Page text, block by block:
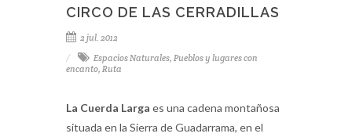
CIRCO DE LAS CERRADILLAS
2 jul. 2012
Espacios Naturales, Pueblos y lugares con
encanto, Ruta
La Cuerda Larga es una cadena montañosa
situada en la Sierra de Guadarrama, en el